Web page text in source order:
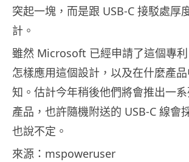
突起一塊，而是跟 USB-C 接駁處厚
計。
雖然 Microsoft 已經申請了這個專
怎樣應用這個設計，以及在什麼產
知。估計今年稍後他們將會推出一
產品，也許隨機附送的 USB-C 線會
也說不定。
來源：mspoweruser